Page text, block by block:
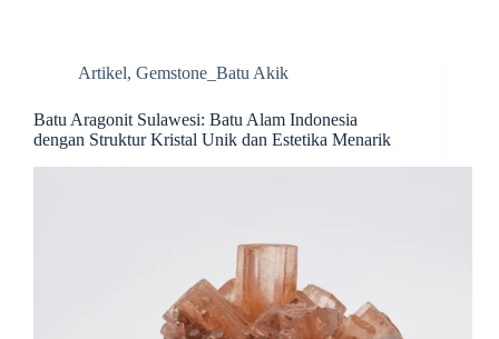
Artikel, Gemstone_Batu Akik
Batu Aragonit Sulawesi: Batu Alam Indonesia
dengan Struktur Kristal Unik dan Estetika Menarik